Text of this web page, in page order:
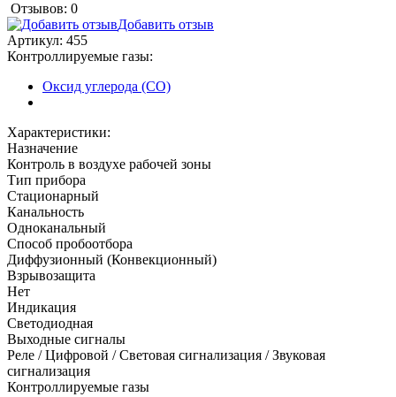
Отзывов: 0
Добавить отзыв
Артикул: 455
Контроллируемые газы:
Оксид углерода (CO)
Характеристики:
Назначение
Контроль в воздухе рабочей зоны
Тип прибора
Стационарный
Канальность
Одноканальный
Способ пробоотбора
Диффузионный (Конвекционный)
Взрывозащита
Нет
Индикация
Светодиодная
Выходные сигналы
Реле / Цифровой / Световая сигнализация / Звуковая
сигнализация
Контроллируемые газы